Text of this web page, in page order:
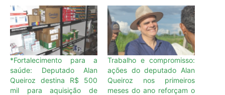
*Fortalecimento para a
saúde: Deputado Alan
Queiroz destina R$ 500
mil para aquisição de
Trabalho e compromisso:
ações do deputado Alan
Queiroz nos primeiros
meses do ano reforçam o